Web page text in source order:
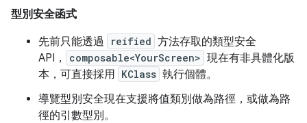
型別安全函式
先前只能透過
reified 方法存取的類型安全
API，
composable<YourScreen> 現在有非具體化版
本，可直接採用 KClass 執行個體。
導覽型別安全現在支援將值類別做為路徑，或做為路
徑的引數型別。